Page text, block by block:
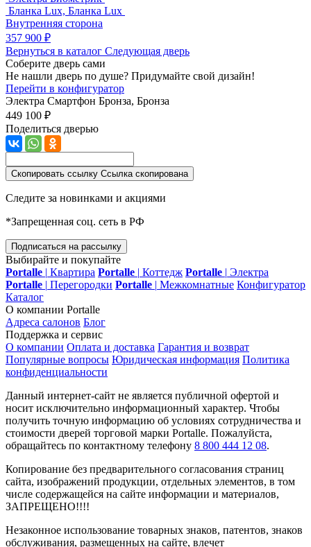
Бланка Lux, Бланка Lux
Внутренняя сторона
357 900 ₽
Вернуться в каталог Следующая дверь
Соберите дверь сами
Не нашли дверь по душе? Придумайте свой дизайн!
Перейти в конфигуратор
Электра Смартфон Бронза, Бронза
449 100 ₽
Поделиться дверью
Скопировать ссылку Ссылка скопирована
Следите за новинками и акциями
*Запрещенная соц. сеть в РФ
Подписаться на рассылку
Выбирайте и покупайте
Portalle | Квартира Portalle | Коттедж Portalle | Электра
Portalle | Перегородки Portalle | Межкомнатные Конфигуратор
Каталог
О компании Portalle
Адреса салонов Блог
Поддержка и сервис
О компании Оплата и доставка Гарантия и возврат
Популярные вопросы Юридическая информация Политика
конфиденциальности
Данный интернет-сайт не является публичной офертой и
носит исключительно информационный характер. Чтобы
получить точную информацию об условиях сотрудничества и
стоимости дверей торговой марки Portalle. Пожалуйста,
обращайтесь по контактному телефону 8 800 444 12 08.
Копирование без предварительного согласования страниц
сайта, изображений продукции, отдельных элементов, в том
числе содержащейся на сайте информации и материалов,
ЗАПРЕЩЕНО!!!!
Незаконное использование товарных знаков, патентов, знаков
обслуживания, размещенных на сайте, влечет